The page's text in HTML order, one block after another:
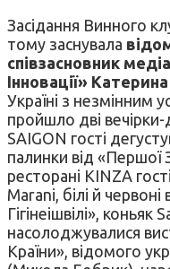
Засідання Винного
тому заснувала
співзасновник
Інновації»
Україні з незмінним
пройшло дві вечірки-
SAIGON гості
палинки від «Першої
ресторані KINZA
Marani, білі й
Гігінеішвілі», коньяк
насолоджувалися
Країни», відомого